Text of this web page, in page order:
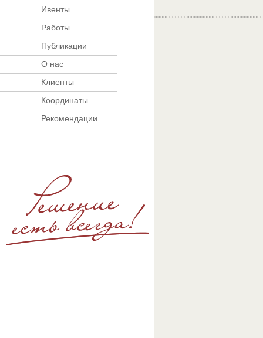
Ивенты
Работы
Публикации
О нас
Клиенты
Координаты
Рекомендации